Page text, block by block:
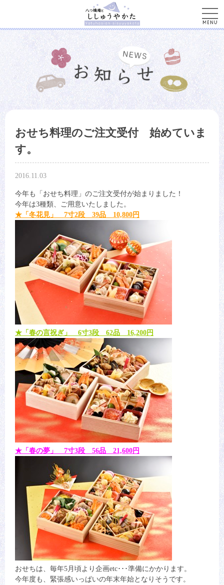
おせち料理のご注文受付 始めていま
す。
2016.11.03
今年も「おせち料理」のご注文受付が始まりました！
今年は3種類、ご用意いたしました。
★「冬花見」 7寸2段 39品 10,800円
★「春の言祝ぎ」 6寸3段 62品 16,200円
★「春の夢」 7寸3段 56品 21,600円
おせちは、毎年5月頃より企画etc･･･準備にかかります。
今年度も、緊張感いっぱいの年末年始となりそうです。